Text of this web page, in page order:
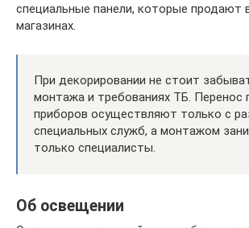
специальные панели, которые продают
магазинах.
При декорировании не стоит
монтажа и требованиях ТБ. Перенос
приборов осуществляют только с
специальных служб, а монтажом
только специалисты.
Об освещении